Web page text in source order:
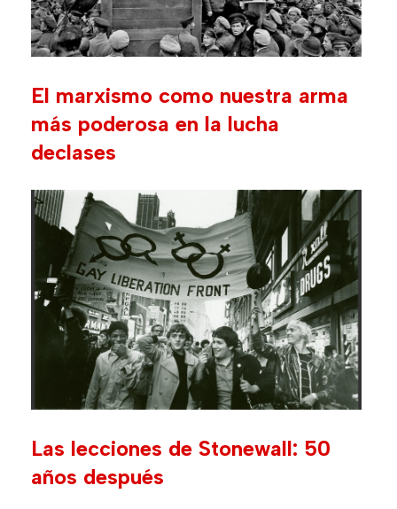
El marxismo como nuestra arma
más poderosa en la lucha
declases
Las lecciones de Stonewall: 50
años después